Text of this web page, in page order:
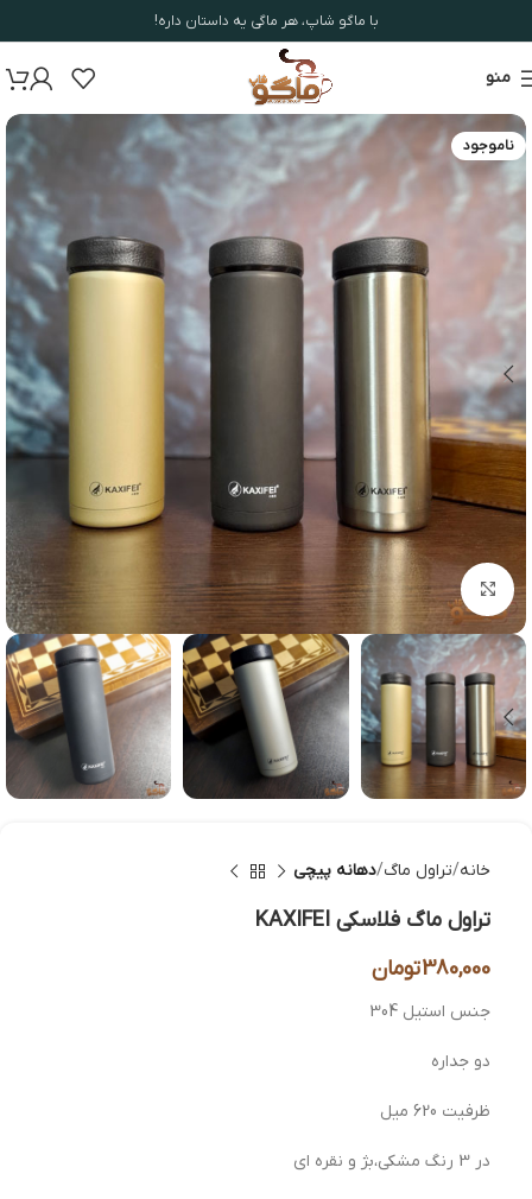
با ماگو شاپ، هر ماگی یه داستان داره!
منو
ناموجود
بزرگنمایی تصویر
خانه تراول ماگ دهانه پیچی
تراول ماگ فلاسکی KAXIFEI
380,000تومان
جنس استیل 304
دو جداره
ظرفیت 620 میل
در 3 رنگ مشکی،بژ و نقره ای